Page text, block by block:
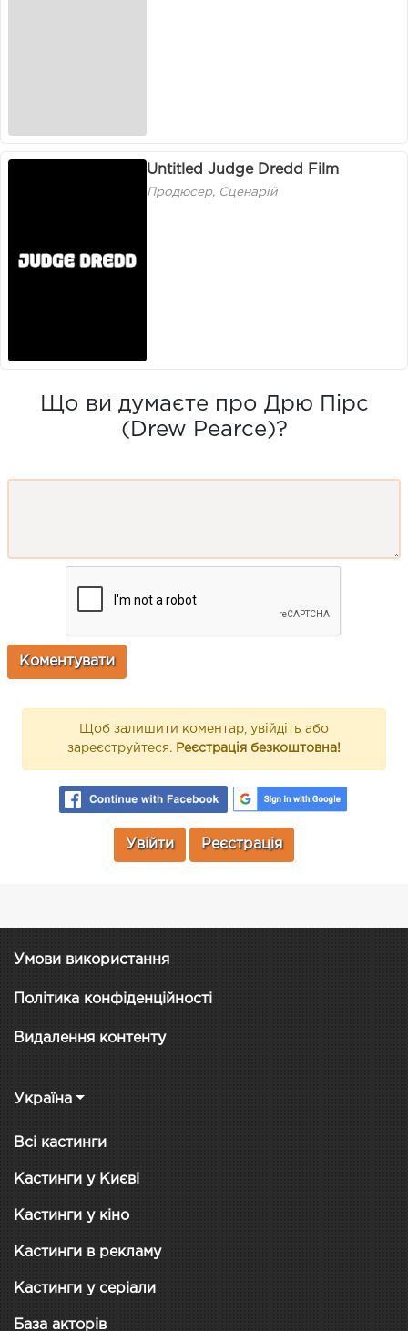
Untitled Judge Dredd Film
Продюсер, Сценарій
Що ви думаєте про Дрю Пірс
(Drew Pearce)?
Щоб залишити коментар, увійдіть або
зареєструйтеся. Реєстрація безкоштовна!
Увійти Реєстрація
Умови використання
Політика конфіденційності
Видалення контенту
Україна
Всі кастинги
Кастинги у Києві
Кастинги у кіно
Кастинги в рекламу
Кастинги у серіали
База акторів